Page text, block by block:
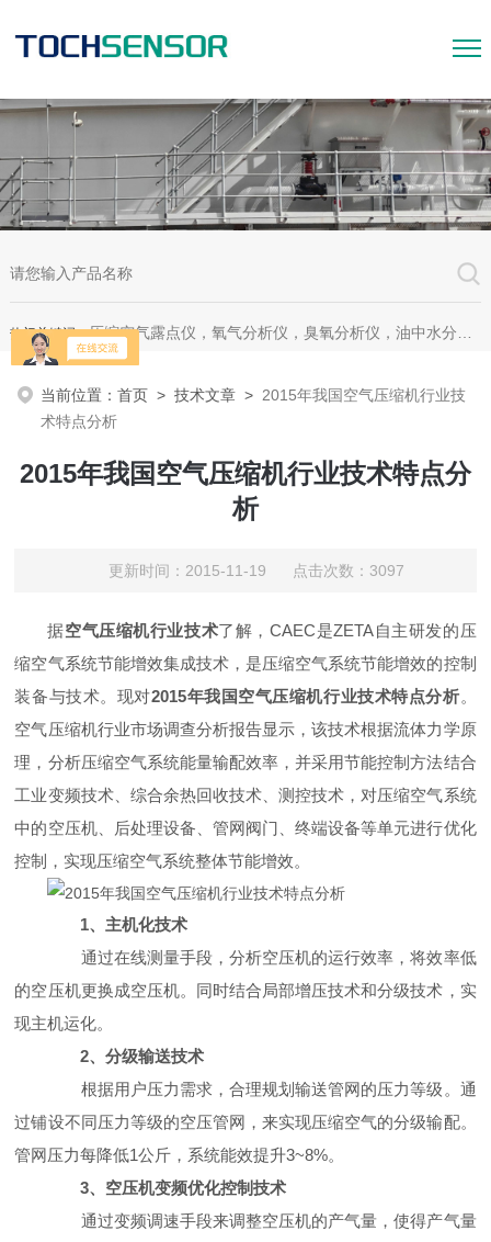
热门关键词：压缩空气露点仪，氧气分析仪，臭氧分析仪，油中水分析仪，超声波测漏仪。
当前位置：首页 >技术文章 > 2015年我国空气压缩机行业技
术特点分析
2015年我国空气压缩机行业技术特点分
析
更新时间：2015-11-19 点击次数：3097
据空气压缩机行业技术了解，CAEC是ZETA自主研发的压
缩空气系统节能增效集成技术，是压缩空气系统节能增效的控制
装备与技术。现对2015年我国空气压缩机行业技术特点分析。
空气压缩机行业市场调查分析报告显示，该技术根据流体力学原
理，分析压缩空气系统能量输配效率，并采用节能控制方法结合
工业变频技术、综合余热回收技术、测控技术，对压缩空气系统
中的空压机、后处理设备、管网阀门、终端设备等单元进行优化
控制，实现压缩空气系统整体节能增效。
1、主机化技术
通过在线测量手段，分析空压机的运行效率，将效率低
的空压机更换成空压机。同时结合局部增压技术和分级技术，实
现主机运化。
2、分级输送技术
根据用户压力需求，合理规划输送管网的压力等级。通
过铺设不同压力等级的空压管网，来实现压缩空气的分级输配。
管网压力每降低1公斤，系统能效提升3~8%。
3、空压机变频优化控制技术
通过变频调速手段来调整空压机的产气量，使得产气量